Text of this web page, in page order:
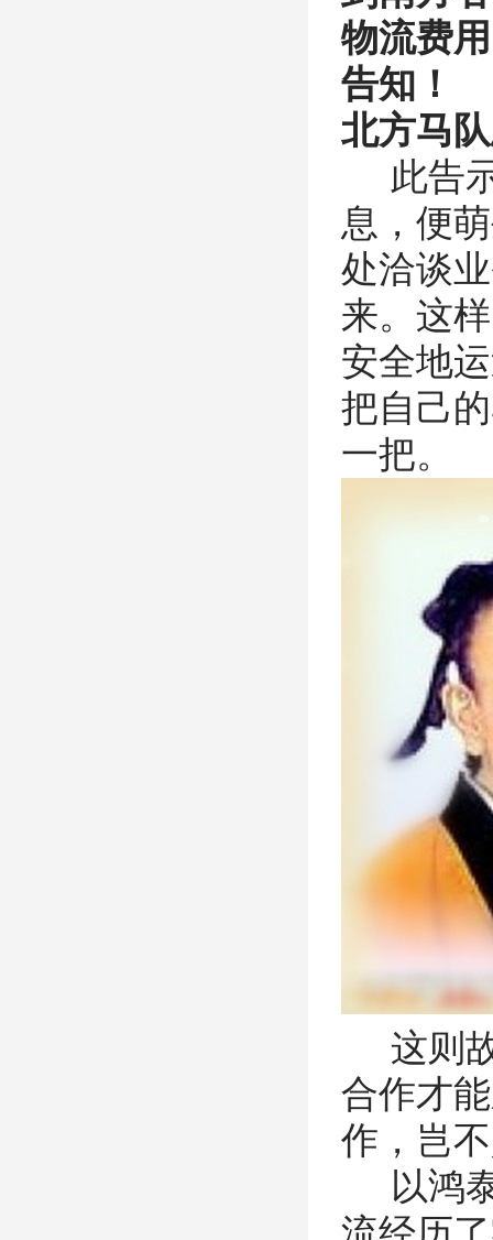
物流费
告知！
北方马
此告示
息，便
处洽谈
来。这
安全地
把自己
一把。
这则故
合作才
作，岂
以鸿泰